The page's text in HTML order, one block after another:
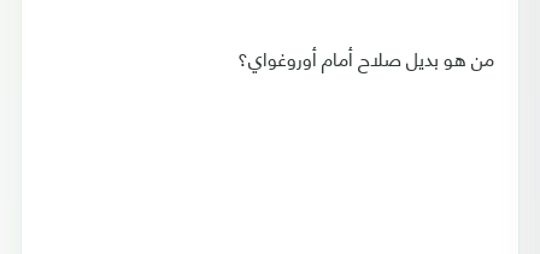
من هو بديل صلاح أمام أوروغواي؟